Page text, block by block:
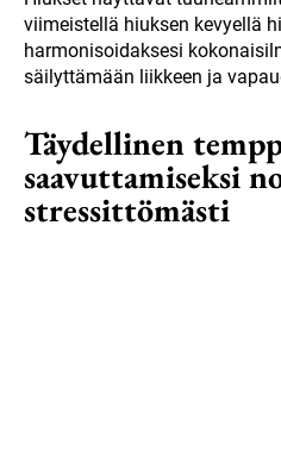
viimeistellä hiuksen kevyellä
harmonisoidaksesi
säilyttämään liikkeen ja
Täydellinen
saavuttamiseksi
stressittömästi